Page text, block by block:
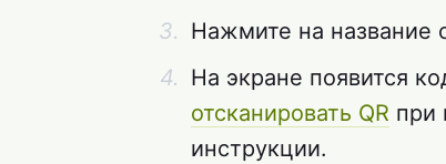
Нажмите на название
На экране появится
отсканировать QR при
инструкции.